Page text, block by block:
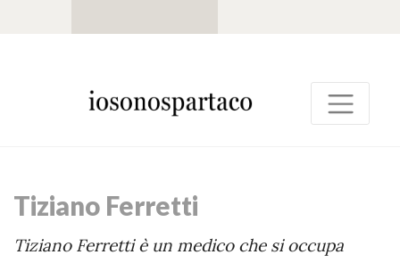
Tiziano Ferretti
Tiziano Ferretti è un medico che si occupa